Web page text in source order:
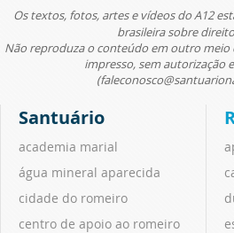
Os textos, fotos, artes e vídeos do A12
brasileira sobre
Não reproduza o conteúdo em outro meio
impresso, sem autorização
Santuário
academia marial
água mineral aparecida
cidade do romeiro
centro de apoio ao romeiro